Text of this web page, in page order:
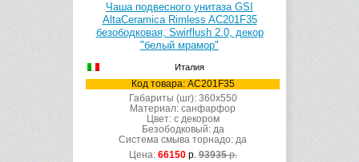
Чаша подвесного унитаза GSI
AltaCeramica Rimless AC201F35
безободковая, Swirflush 2.0, декор
"белый мрамор"
Италия
Код товара: AC201F35
Габариты (шг): 360x550
Материал: санфарфор
Цвет: с декором
Безободковый: да
Система смыва торнадо: да
Цена: 66150р.93935р.